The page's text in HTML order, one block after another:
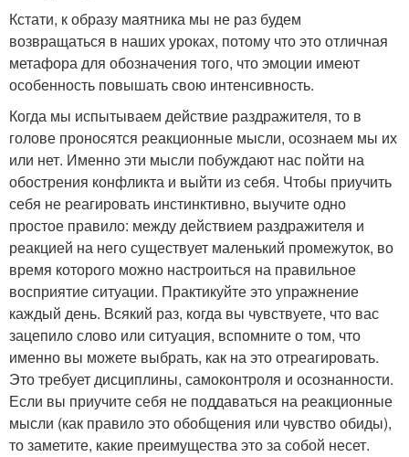
Кстати, к образу маятника мы не раз будем
возвращаться в наших уроках, потому что это отличная
метафора для обозначения того, что эмоции имеют
особенность повышать свою интенсивность.
Когда мы испытываем действие раздражителя, то в
голове проносятся реакционные мысли, осознаем мы их
или нет. Именно эти мысли побуждают нас пойти на
обострения конфликта и выйти из себя. Чтобы приучить
себя не реагировать инстинктивно, выучите одно
простое правило: между действием раздражителя и
реакцией на него существует маленький промежуток, во
время которого можно настроиться на правильное
восприятие ситуации. Практикуйте это упражнение
каждый день. Всякий раз, когда вы чувствуете, что вас
зацепило слово или ситуация, вспомните о том, что
именно вы можете выбрать, как на это отреагировать.
Это требует дисциплины, самоконтроля и осознанности.
Если вы приучите себя не поддаваться на реакционные
мысли (как правило это обобщения или чувство обиды),
то заметите, какие преимущества это за собой несет.